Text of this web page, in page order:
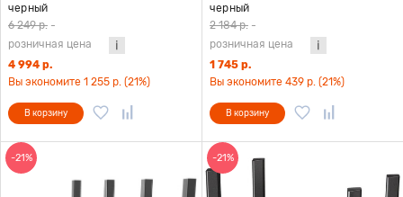
черный
6 249 р. -
розничная цена
4 994 р.
Вы экономите 1 255 р. (21%)
В корзину
черный
2 184 р. -
розничная цена
1 745 р.
Вы экономите 439 р. (21%)
В корзину
-21% -21%